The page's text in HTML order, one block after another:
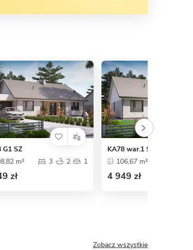
G1 SZ
m²
3 2 1
zł
KA78 war.1 SZ
106,67 m²
4 949 zł
Zobacz wszystkie